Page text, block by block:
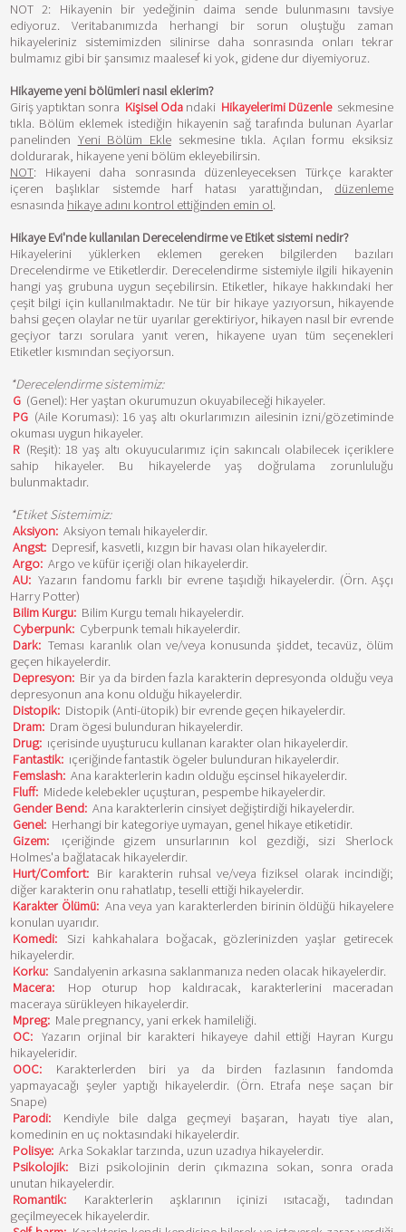
NOT 2: Hikayenin bir yedeğinin daima sende bulunmasını tavsiye
ediyoruz. Veritabanımızda herhangi bir sorun oluştuğu zaman
hikayeleriniz sistemimizden silinirse daha sonrasında onları tekrar
bulmamız gibi bir şansımız maalesef ki yok, gidene dur diyemiyoruz.
Hikayeme yeni bölümleri nasıl eklerim?
Giriş yaptıktan sonra Kişisel Oda ndaki Hikayelerimi Düzenle sekmesine
tıkla. Bölüm eklemek istediğin hikayenin sağ tarafında bulunan Ayarlar
panelinden Yeni Bölüm Eklesekmesine tıkla. Açılan formu eksiksiz
doldurarak, hikayene yeni bölüm ekleyebilirsin.
NOT: Hikayeni daha sonrasında düzenleyeceksen Türkçe karakter
içeren başlıklar sistemde harf hatası yarattığından, düzenleme
esnasında hikaye adını kontrol ettiğinden emin ol.
Hikaye Evi'nde kullanılan Derecelendirme ve Etiket sistemi nedir?
Hikayelerini yüklerken eklemen gereken bilgilerden bazıları
Drecelendirme ve Etiketlerdir. Derecelendirme sistemiyle ilgili hikayenin
hangi yaş grubuna uygun seçebilirsin. Etiketler, hikaye hakkındaki her
çeşit bilgi için kullanılmaktadır. Ne tür bir hikaye yazıyorsun, hikayende
bahsi geçen olaylar ne tür uyarılar gerektiriyor, hikayen nasıl bir evrende
geçiyor tarzı sorulara yanıt veren, hikayene uyan tüm seçenekleri
Etiketler kısmından seçiyorsun.
*Derecelendirme sistemimiz:
G (Genel): Her yaştan okurumuzun okuyabileceği hikayeler.
PG (Aile Koruması): 16 yaş altı okurlarımızın ailesinin izni/gözetiminde
okuması uygun hikayeler.
R (Reşit): 18 yaş altı okuyucularımız için sakıncalı olabilecek içeriklere
sahip hikayeler. Bu hikayelerde yaş doğrulama zorunluluğu
bulunmaktadır.
*Etiket Sistemimiz:
Aksiyon: Aksiyon temalı hikayelerdir.
Angst: Depresif, kasvetli, kızgın bir havası olan hikayelerdir.
Argo: Argo ve küfür içeriği olan hikayelerdir.
AU: Yazarın fandomu farklı bir evrene taşıdığı hikayelerdir. (Örn. Aşçı
Harry Potter)
Bilim Kurgu: Bilim Kurgu temalı hikayelerdir.
Cyberpunk: Cyberpunk temalı hikayelerdir.
Dark: Teması karanlık olan ve/veya konusunda şiddet, tecavüz, ölüm
geçen hikayelerdir.
Depresyon: Bir ya da birden fazla karakterin depresyonda olduğu veya
depresyonun ana konu olduğu hikayelerdir.
Distopik: Distopik (Anti-ütopik) bir evrende geçen hikayelerdir.
Dram: Dram ögesi bulunduran hikayelerdir.
Drug: ıçerisinde uyuşturucu kullanan karakter olan hikayelerdir.
Fantastik: ıçeriğinde fantastik ögeler bulunduran hikayelerdir.
Femslash: Ana karakterlerin kadın olduğu eşcinsel hikayelerdir.
Fluff: Midede kelebekler uçuşturan, pespembe hikayelerdir.
Gender Bend: Ana karakterlerin cinsiyet değiştirdiği hikayelerdir.
Genel: Herhangi bir kategoriye uymayan, genel hikaye etiketidir.
Gizem:
ıçeriğinde gizem unsurlarının kol gezdiği, sizi Sherlock
Holmes'a bağlatacak hikayelerdir.
Hurt/Comfort: Bir karakterin ruhsal ve/veya fiziksel olarak incindiği;
diğer karakterin onu rahatlatıp, teselli ettiği hikayelerdir.
Karakter Ölümü: Ana veya yan karakterlerden birinin öldüğü hikayelere
konulan uyarıdır.
Komedi:
Sizi kahkahalara boğacak, gözlerinizden yaşlar getirecek
hikayelerdir.
Korku: Sandalyenin arkasına saklanmanıza neden olacak hikayelerdir.
Macera:
Hop oturup hop kaldıracak, karakterlerini maceradan
maceraya sürükleyen hikayelerdir.
Mpreg: Male pregnancy, yani erkek hamileliği.
OC: Yazarın orjinal bir karakteri hikayeye dahil ettiği Hayran Kurgu
hikayeleridir.
OOC:
Karakterlerden biri ya da birden fazlasının fandomda
yapmayacağı şeyler yaptığı hikayelerdir. (Örn. Etrafa neşe saçan bir
Snape)
Parodi:
Kendiyle bile dalga geçmeyi başaran, hayatı tiye alan,
komedinin en uç noktasındaki hikayelerdir.
Polisye: Arka Sokaklar tarzında, uzun uzadıya hikayelerdir.
Psikolojik:
Bizi psikolojinin derin çıkmazına sokan, sonra orada
unutan hikayelerdir.
Romantik:
Karakterlerin aşklarının içinizi ısıtacağı, tadından
geçilmeyecek hikayelerdir.